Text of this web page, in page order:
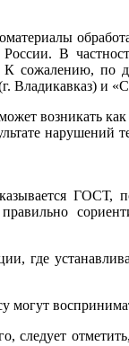
В
сожалению, по
Владикавказ) и
возникать как
ГОСТ,
где
следует